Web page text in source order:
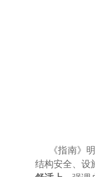
《指南》
结构安全、设